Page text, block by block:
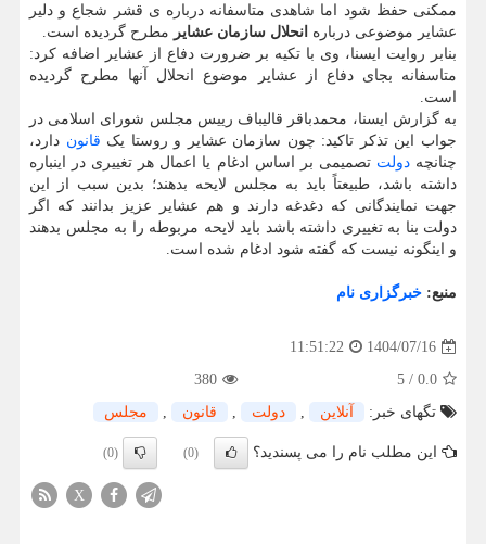
ممکنی حفظ شود اما شاهدی متاسفانه درباره ی قشر شجاع و دلیر
عشایر موضوعی درباره انحلال سازمان عشایر مطرح گردیده است.
بنابر روایت ایسنا، وی با تکیه بر ضرورت دفاع از عشایر اضافه کرد:
متاسفانه بجای دفاع از عشایر موضوع انحلال آنها مطرح گردیده
است.
به گزارش ایسنا، محمدباقر قالیباف رییس مجلس شورای اسلامی در
جواب این تذکر تاکید: چون سازمان عشایر و روستا یک قانون دارد،
چنانچهدولت تصمیمی بر اساس ادغام یا اعمال هر تغییری در اینباره
داشته باشد، طبیعتاً باید به مجلس لایحه بدهند؛ بدین سبب از این
جهت نمایندگانی که دغدغه دارند و هم عشایر عزیز بدانند که اگر
دولت بنا به تغییری داشته باشد باید لایحه مربوطه را به مجلس بدهند
و اینگونه نیست که گفته شود ادغام شده است.
منبع: خبرگزاری نام
1404/07/16
11:51:22
0.0
/
5
380
تگهای خبر:
آنلاین , دولت , قانون , مجلس
این مطلب نام را می پسندید؟ (0)
(0)
X